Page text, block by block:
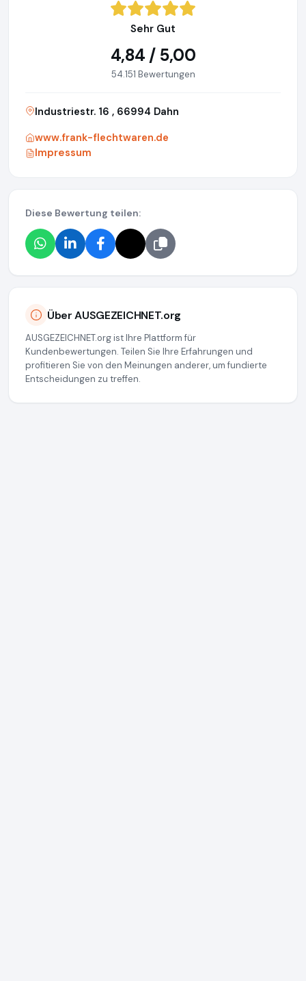
Sehr Gut
4,84 / 5,00
54.151 Bewertungen
Industriestr. 16 , 66994 Dahn
www.frank-flechtwaren.de
Impressum
Diese Bewertung teilen:
Über AUSGEZEICHNET.org
AUSGEZEICHNET.org ist Ihre Plattform für
Kundenbewertungen. Teilen Sie Ihre Erfahrungen und
profitieren Sie von den Meinungen anderer, um fundierte
Entscheidungen zu treffen.